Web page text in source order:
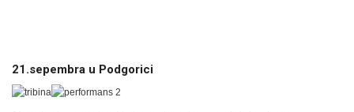
21.sepembra u Podgorici